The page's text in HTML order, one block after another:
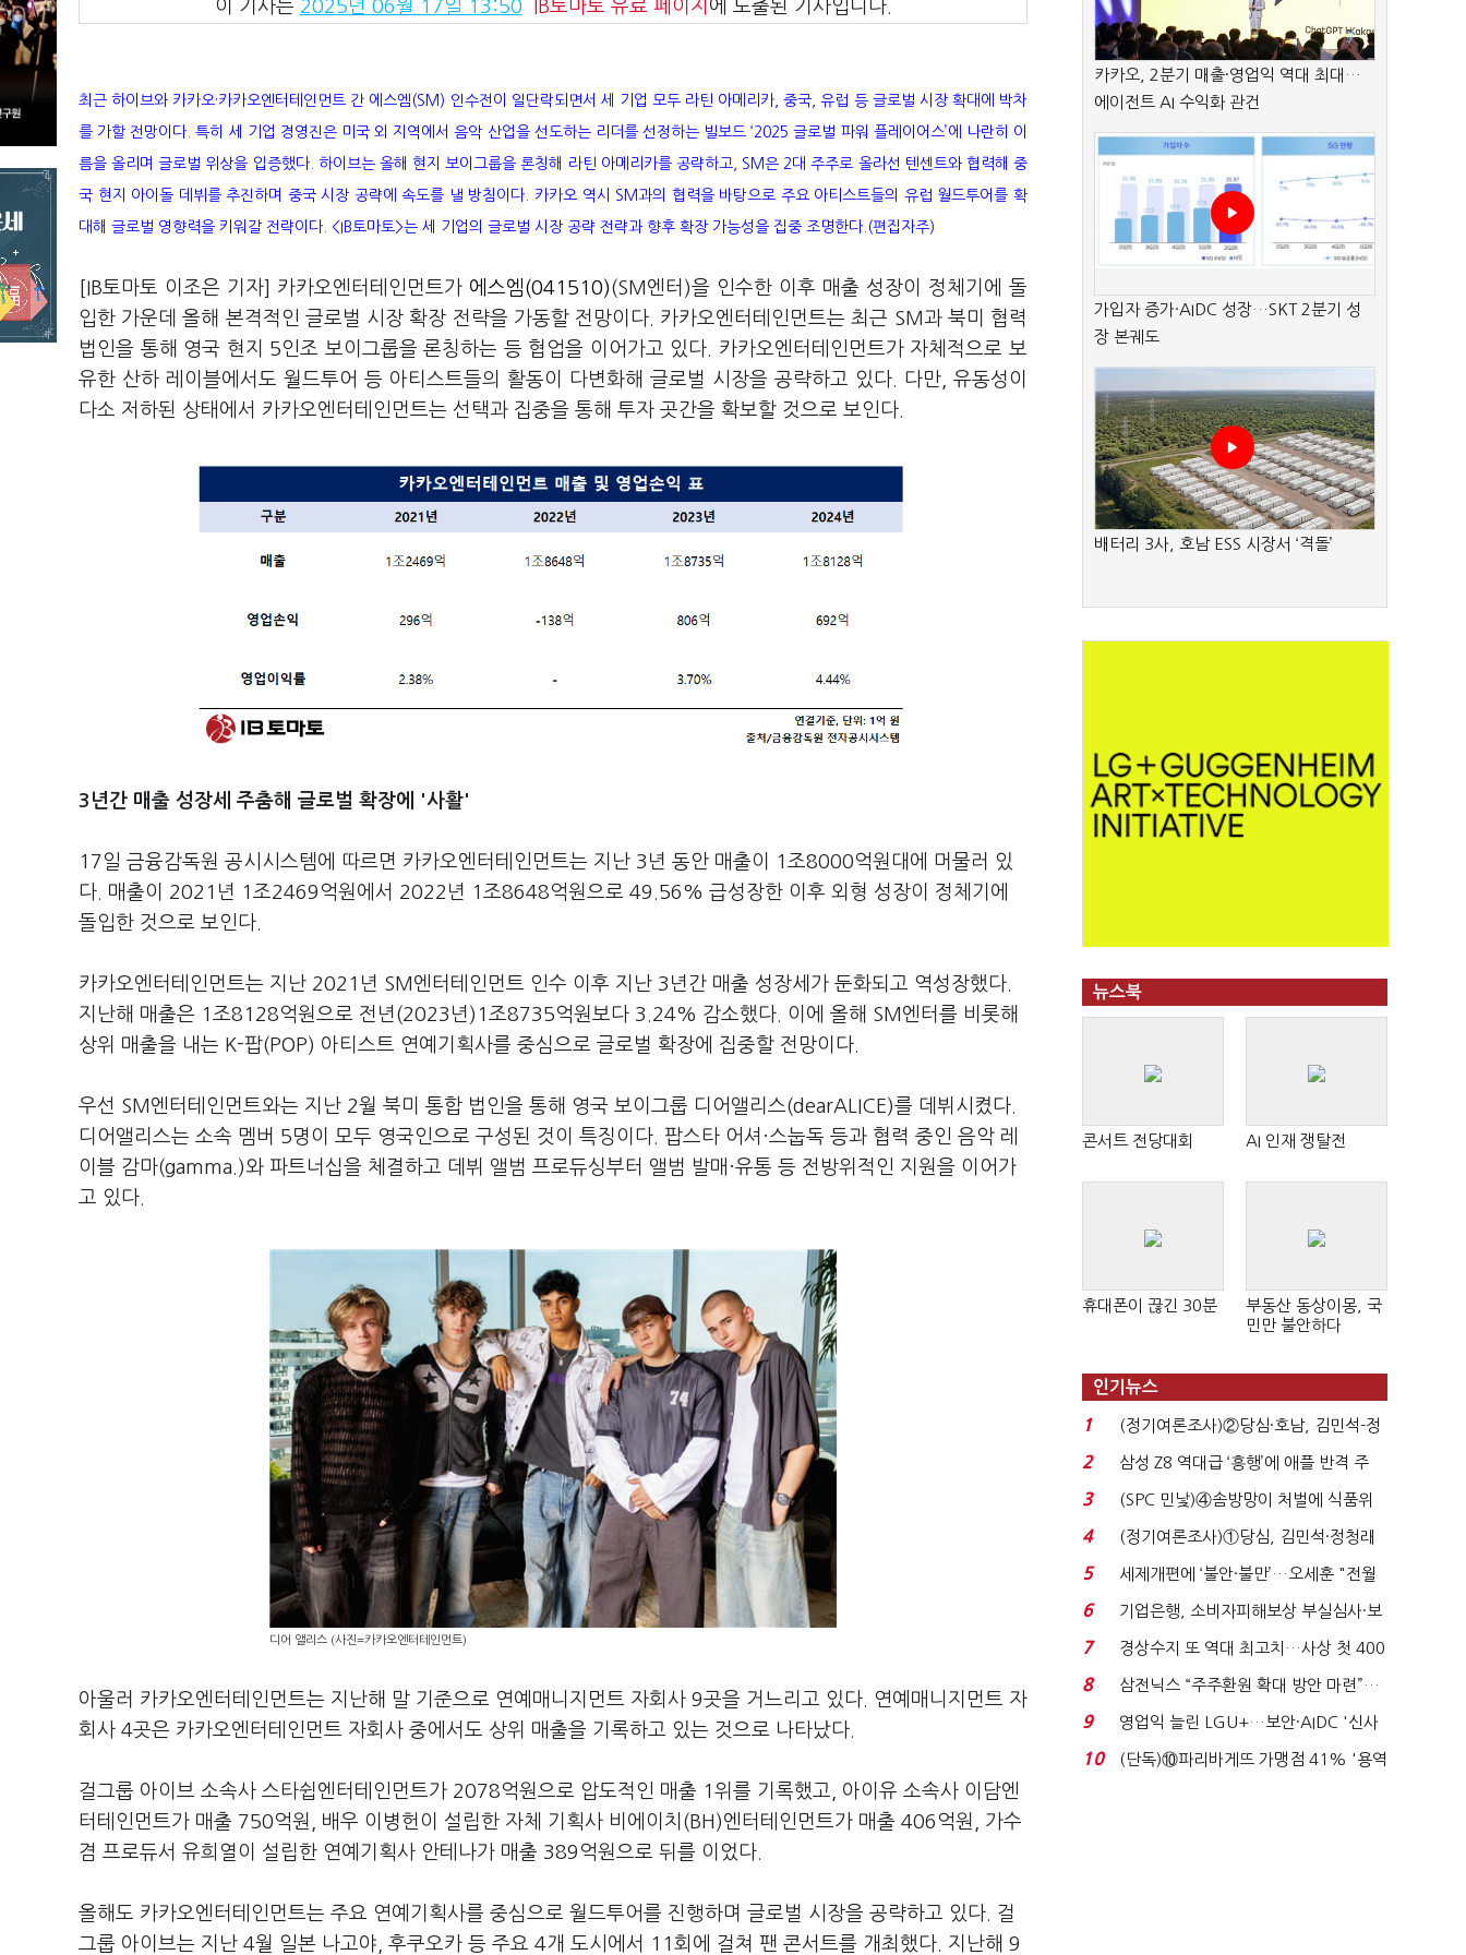
이 기사는 2025년 06월 17일 13:50 IB토마토 유료 페이지 에 노출된 기사입니다.
최근 하이브와 카카오·카카오엔터테인먼트 간 에스엠(SM) 인수전이 일단락되면서 세 기업 모두 라틴 아메리카, 중국, 유럽 등 글로벌 시장 확대에 박차
를 가할 전망이다. 특히 세 기업 경영진은 미국 외 지역에서 음악 산업을 선도하는 리더를 선정하는 빌보드 ‘2025 글로벌 파워 플레이어스’에 나란히 이
름을 올리며 글로벌 위상을 입증했다. 하이브는 올해 현지 보이그룹을 론칭해 라틴 아메리카를 공략하고, SM은 2대 주주로 올라선 텐센트와 협력해 중
국 현지 아이돌 데뷔를 추진하며 중국 시장 공략에 속도를 낼 방침이다. 카카오 역시 SM과의 협력을 바탕으로 주요 아티스트들의 유럽 월드투어를 확
대해 글로벌 영향력을 키워갈 전략이다. <IB토마토>는 세 기업의 글로벌 시장 공략 전략과 향후 확장 가능성을 집중 조명한다.(편집자주)
[IB토마토 이조은 기자] 카카오엔터테인먼트가 에스엠(041510)(SM엔터)을 인수한 이후 매출 성장이 정체기에 돌
입한 가운데 올해 본격적인 글로벌 시장 확장 전략을 가동할 전망이다. 카카오엔터테인먼트는 최근 SM과 북미 협력
법인을 통해 영국 현지 5인조 보이그룹을 론칭하는 등 협업을 이어가고 있다. 카카오엔터테인먼트가 자체적으로 보
유한 산하 레이블에서도 월드투어 등 아티스트들의 활동이 다변화해 글로벌 시장을 공략하고 있다. 다만, 유동성이
다소 저하된 상태에서 카카오엔터테인먼트는 선택과 집중을 통해 투자 곳간을 확보할 것으로 보인다.
3년간 매출 성장세 주춤해 글로벌 확장에 '사활'
17일 금융감독원 공시시스템에 따르면 카카오엔터테인먼트는 지난 3년 동안 매출이 1조8000억원대에 머물러 있
다. 매출이 2021년 1조2469억원에서 2022년 1조8648억원으로 49.56% 급성장한 이후 외형 성장이 정체기에
돌입한 것으로 보인다.
카카오엔터테인먼트는 지난 2021년 SM엔터테인먼트 인수 이후 지난 3년간 매출 성장세가 둔화되고 역성장했다.
지난해 매출은 1조8128억원으로 전년(2023년)1조8735억원보다 3.24% 감소했다. 이에 올해 SM엔터를 비롯해
상위 매출을 내는 K-팝(POP) 아티스트 연예기획사를 중심으로 글로벌 확장에 집중할 전망이다.
우선 SM엔터테인먼트와는 지난 2월 북미 통합 법인을 통해 영국 보이그룹 디어앨리스(dearALICE)를 데뷔시켰다.
디어앨리스는 소속 멤버 5명이 모두 영국인으로 구성된 것이 특징이다. 팝스타 어셔·스눕독 등과 협력 중인 음악 레
이블 감마(gamma.)와 파트너십을 체결하고 데뷔 앨범 프로듀싱부터 앨범 발매·유통 등 전방위적인 지원을 이어가
고 있다.
디어 앨리스 (사진=카카오엔터테인먼트)
아울러 카카오엔터테인먼트는 지난해 말 기준으로 연예매니지먼트 자회사 9곳을 거느리고 있다. 연예매니지먼트 자
회사 4곳은 카카오엔터테인먼트 자회사 중에서도 상위 매출을 기록하고 있는 것으로 나타났다.
걸그룹 아이브 소속사 스타쉽엔터테인먼트가 2078억원으로 압도적인 매출 1위를 기록했고, 아이유 소속사 이담엔
터테인먼트가 매출 750억원, 배우 이병헌이 설립한 자체 기획사 비에이치(BH)엔터테인먼트가 매출 406억원, 가수
겸 프로듀서 유희열이 설립한 연예기획사 안테나가 매출 389억원으로 뒤를 이었다.
올해도 카카오엔터테인먼트는 주요 연예기획사를 중심으로 월드투어를 진행하며 글로벌 시장을 공략하고 있다. 걸
그룹 아이브는 지난 4월 일본 나고야, 후쿠오카 등 주요 4개 도시에서 11회에 걸쳐 팬 콘서트를 개최했다. 지난해 9
카카오, 2분기 매출·영업익 역대 최대…
에이전트 AI 수익화 관건
가입자 증가·AIDC 성장…SKT 2분기 성
장 본궤도
배터리 3사, 호남 ESS 시장서 ‘격돌’
뉴스북
콘서트 전당대회 AI 인재 쟁탈전
휴대폰이 끊긴 30분
부동산 동상이몽, 국
민만 불안하다
인기뉴스
1
(정기여론조사)②당심·호남, 김민석-정
청래 '초접전'...
2
삼성 Z8 역대급 ‘흥행’에 애플 반격 주
목…9월 ‘폴...
3
(SPC 민낯)④솜방망이 처벌에 식품위
생법 위반 반복...
4
(정기여론조사)①당심, 김민석·정청래
'초접전'…대통령 ...
5
세제개편에 ‘불안·불만’…오세훈 "전월
세 구하기 더 ...
6
기업은행, 소비자피해보상 부실심사·보
이스피싱 공시 ...
7
경상수지 또 역대 최고치…사상 첫 400
억달러에 '3% 성...
8
삼전닉스 “주주환원 확대 방안 마련”…
로이터에 성명...
9
영업익 늘린 LGU+…보안·AIDC '신사
업 드라이브'...
10
(단독)⑩파리바게뜨 가맹점 41% '용역